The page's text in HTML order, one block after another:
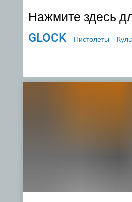
Нажмите здесь
GLOCK Пистолеты